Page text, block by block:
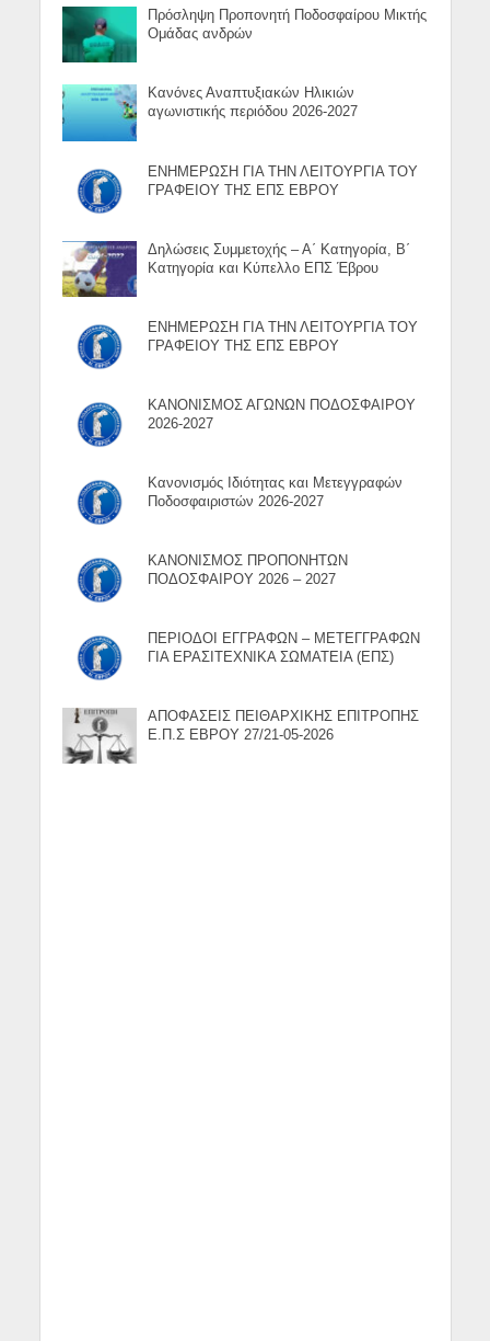
Πρόσληψη Προπονητή Ποδοσφαίρου Μικτής
Ομάδας ανδρών
Κανόνες Αναπτυξιακών Ηλικιών
αγωνιστικής περιόδου 2026-2027
ΕΝΗΜΕΡΩΣΗ ΓΙΑ ΤΗΝ ΛΕΙΤΟΥΡΓΙΑ ΤΟΥ
ΓΡΑΦΕΙΟΥ ΤΗΣ ΕΠΣ ΕΒΡΟΥ
Δηλώσεις Συμμετοχής – Α΄ Κατηγορία, Β΄
Κατηγορία και Κύπελλο ΕΠΣ Έβρου
ΕΝΗΜΕΡΩΣΗ ΓΙΑ ΤΗΝ ΛΕΙΤΟΥΡΓΙΑ ΤΟΥ
ΓΡΑΦΕΙΟΥ ΤΗΣ ΕΠΣ ΕΒΡΟΥ
ΚΑΝΟΝΙΣΜΟΣ ΑΓΩΝΩΝ ΠΟΔΟΣΦΑΙΡΟΥ
2026-2027
Κανονισμός Ιδιότητας και Μετεγγραφών
Ποδοσφαιριστών 2026-2027
ΚΑΝΟΝΙΣΜΟΣ ΠΡΟΠΟΝΗΤΩΝ
ΠΟΔΟΣΦΑΙΡΟΥ 2026 – 2027
ΠΕΡΙΟΔΟΙ ΕΓΓΡΑΦΩΝ – ΜΕΤΕΓΓΡΑΦΩΝ
ΓΙΑ ΕΡΑΣΙΤΕΧΝΙΚΑ ΣΩΜΑΤΕΙΑ (ΕΠΣ)
ΑΠΟΦΑΣΕΙΣ ΠΕΙΘΑΡΧΙΚΗΣ ΕΠΙΤΡΟΠΗΣ
Ε.Π.Σ ΕΒΡΟΥ 27/21-05-2026